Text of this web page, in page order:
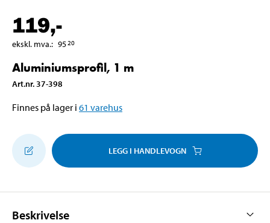
119,-
ekskl. mva.: 9520
Aluminiumsprofil, 1 m
Art.nr. 37-398
Finnes på lager i 61 varehus
LEGG I HANDLEVOGN
Beskrivelse